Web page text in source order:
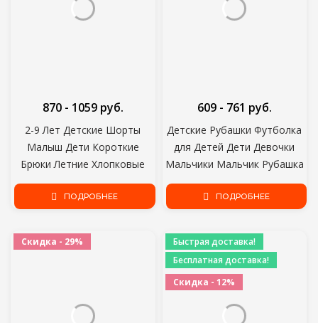
2-9 Лет Детские Шорты
Малыш Дети Короткие
Брюки Летние Хлопковые
Якорь Мальчики Пляжные
Шорты Досуг Капри Детская
870 - 1059 руб.
ПОДРОБНЕЕ
Детские Рубашки Футболка
для Детей Дети Девочки
Мальчики Мальчик Рубашка
Ребенок Ребенок Динозавр
Ребенок Хлопок
Одежда
609 - 761 руб.
ПОДРОБНЕЕ
Скидка - 29%
Быстрая доставка!
Бесплатная доставка!
Скидка - 12%